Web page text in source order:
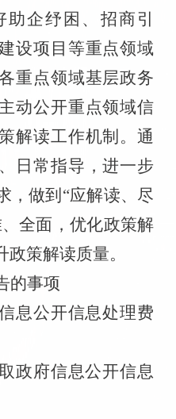
企纾困、招商引
设项目等重点领域
重点领域基层政务
动公开重点领域信
解读工作机制。通
日常指导，进一步
，做到“应解读、尽
全面，优化政策解
策解读质量。
的事项
息公开信息处理费
政府信息公开信息